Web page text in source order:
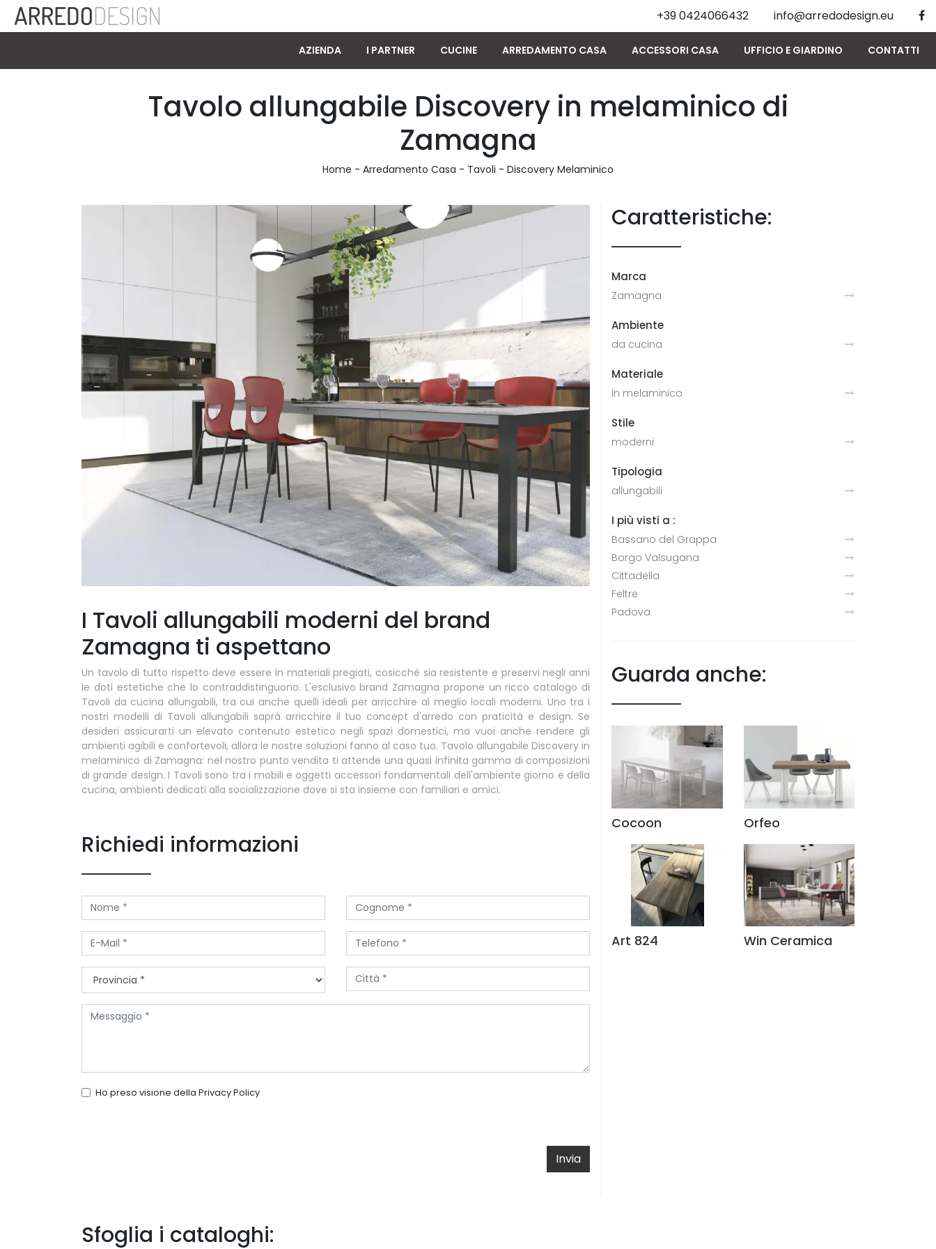
+39 0424066432 info@arredodesign.eu
AZIENDA I PARTNER CUCINE ARREDAMENTO CASA ACCESSORI CASA UFFICIO E GIARDINO CONTATTI
Tavolo allungabile Discovery in melaminico di
Zamagna
Home - Arredamento Casa - Tavoli - Discovery Melaminico
I Tavoli allungabili moderni del brand
Zamagna ti aspettano
Un tavolo di tutto rispetto deve essere in materiali pregiati, cosicché sia resistente e preservi negli anni
le doti estetiche che lo contraddistinguono. L'esclusivo brand Zamagna propone un ricco catalogo di
Tavoli da cucina allungabili, tra cui anche quelli ideali per arricchire al meglio locali moderni. Uno tra i
nostri modelli di Tavoli allungabili saprà arricchire il tuo concept d'arredo con praticità e design. Se
desideri assicurarti un elevato contenuto estetico negli spazi domestici, ma vuoi anche rendere gli
ambienti agibili e confortevoli, allora le nostre soluzioni fanno al caso tuo. Tavolo allungabile Discovery in
melaminico di Zamagna: nel nostro punto vendita ti attende una quasi infinita gamma di composizioni
di grande design. I Tavoli sono tra i mobili e oggetti accessori fondamentali dell'ambiente giorno e della
cucina, ambienti dedicati alla socializzazione dove si sta insieme con familiari e amici.
Richiedi informazioni
Ho preso visione della Privacy Policy
Invia
Caratteristiche:
Marca
Zamagna
Ambiente
da cucina
Materiale
in melaminico
Stile
moderni
Tipologia
allungabili
I più visti a :
Bassano del Grappa
Borgo Valsugana
Cittadella
Feltre
Padova
Guarda anche:
Cocoon Orfeo
Art 824 Win Ceramica
Sfoglia i cataloghi: